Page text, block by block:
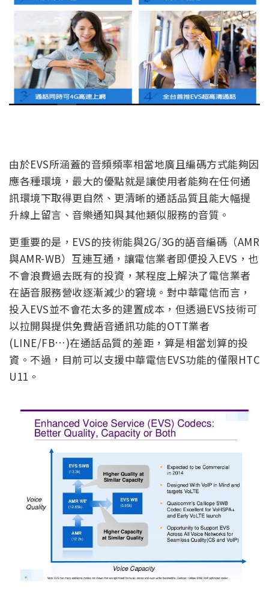
由於EVS所涵蓋的音頻頻率相當地廣且編碼方式能夠因
應各種環境，最大的優點就是讓使用者能夠在任何通
訊環境下取得更自然、更清晰的通話品質且能大幅提
升線上留言、音樂通知與其他類似服務的音質。
更重要的是，EVS的技術能與2G/3G的語音編碼（AMR
與AMR-WB）互連互通，讓電信業者即便投入EVS，也
不會浪費過去既有的投資，某程度上解決了電信業者
在語音服務營收逐漸減少的窘境。對中華電信而言，
投入EVS並不會花太多的建置成本，但透過EVS技術可
以拉開與提供免費語音通訊功能的OTT業者
(LINE/FB…)在通話品質的差距，算是相當划算的投
資。不過，目前可以支援中華電信EVS功能的僅限HTC
U11。